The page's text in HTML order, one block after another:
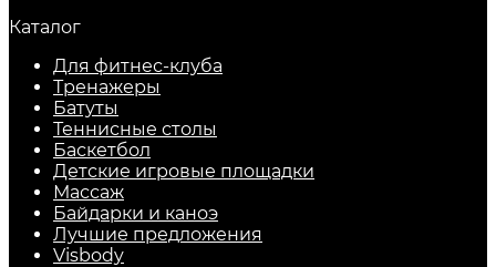
Каталог
Для фитнес-клуба
Тренажеры
Батуты
Теннисные столы
Баскетбол
Детские игровые площадки
Массаж
Байдарки и каноэ
Лучшие предложения
Visbody